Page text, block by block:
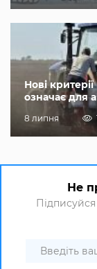
Нові
означає для
8 липня
Не